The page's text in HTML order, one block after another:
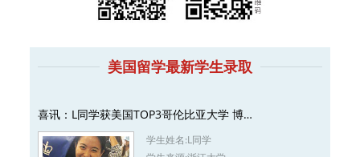
美国留学最新学生录取
喜讯：L同学获美国TOP3哥伦比亚大学 博…
学生姓名:L同学